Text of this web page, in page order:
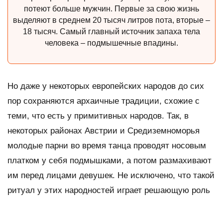
потеют больше мужчин. Первые за свою жизнь
выделяют в среднем 20 тысяч литров пота, вторые –
18 тысяч. Самый главный источник запаха тела
человека – подмышечные впадины.
Но даже у некоторых европейских народов до сих
пор сохраняются архаичные традиции, схожие с
теми, что есть у примитивных народов. Так, в
некоторых районах Австрии и Средиземноморья
молодые парни во время танца проводят носовым
платком у себя подмышками, а потом размахивают
им перед лицами девушек. Не исключено, что такой
ритуал у этих народностей играет решающую роль